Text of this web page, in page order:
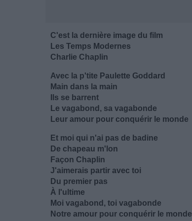
C'est la dernière image du film
Les Temps Modernes
Charlie Chaplin
Avec la p'tite Paulette Goddard
Main dans la main
Ils se barrent
Le vagabond, sa vagabonde
Leur amour pour conquérir le monde
Et moi qui n'ai pas de badine
De chapeau m'lon
Façon Chaplin
J'aimerais partir avec toi
Du premier pas
À l'ultime
Moi vagabond, toi vagabonde
Notre amour pour conquérir le monde